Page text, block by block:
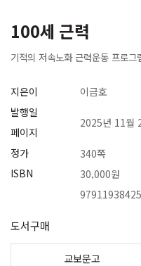
100세 근력
기적의 저속노화 근력운동 프로그
지은이
발행일
페이지
정가
ISBN
이금호
2025년 11월
340쪽
30,000원
도서구매
교보문고